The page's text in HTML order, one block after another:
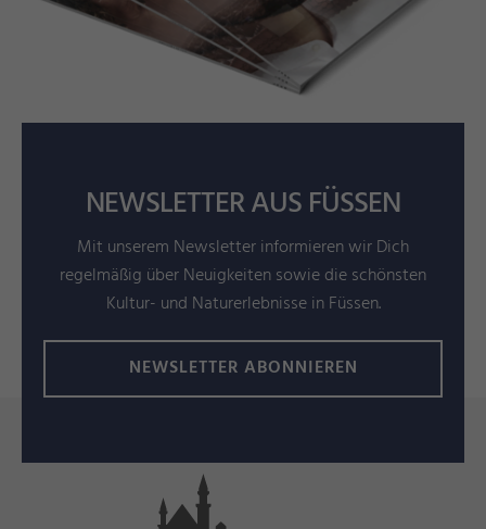
NEWSLETTER AUS FÜSSEN
Mit unserem Newsletter informieren wir Dich
regelmäßig über Neuigkeiten sowie die schönsten
Kultur- und Naturerlebnisse in Füssen.
NEWSLETTER ABONNIEREN